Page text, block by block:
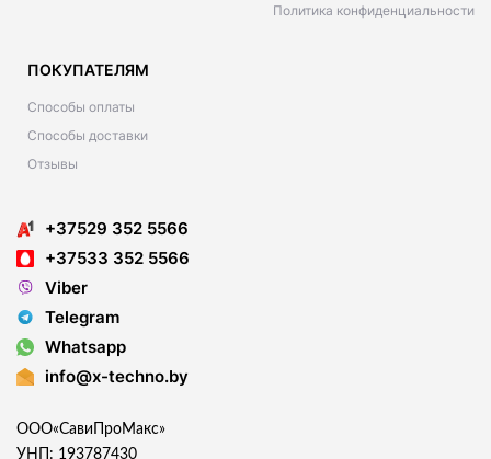
Политика конфиденциальности
ПОКУПАТЕЛЯМ
Способы оплаты
Способы доставки
Отзывы
+37529 352 5566
+37533 352 5566
Viber
Telegram
Whatsapp
info@x-techno.by
ООО«СавиПроМакс»
УНП: 193787430